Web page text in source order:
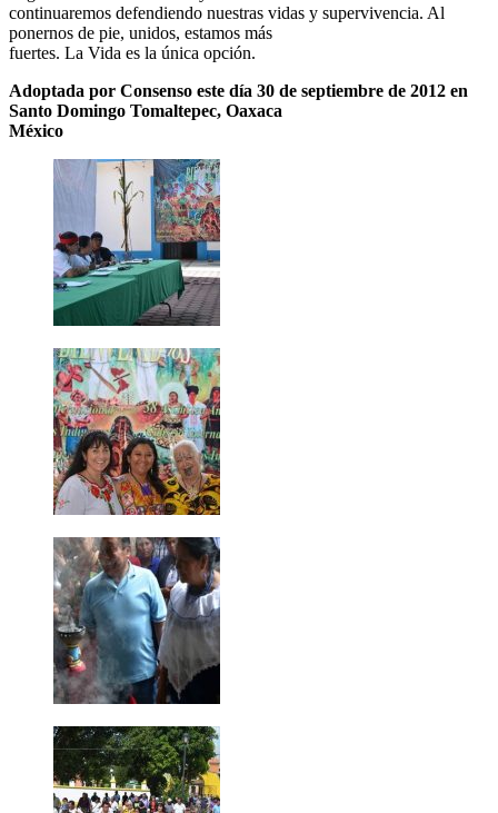
continuaremos defendiendo nuestras vidas y supervivencia. Al
ponernos de pie, unidos, estamos más
fuertes. La Vida es la única opción.
Adoptada por Consenso este día 30 de septiembre de 2012 en
Santo Domingo Tomaltepec, Oaxaca
México